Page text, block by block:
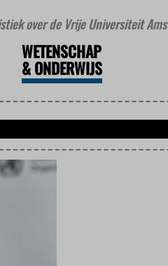
over de Vrije Universiteit
WETENSCHAP
&ONDERWIJS